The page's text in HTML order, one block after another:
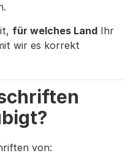
für welches Land Ihr
wir es korrekt
von: